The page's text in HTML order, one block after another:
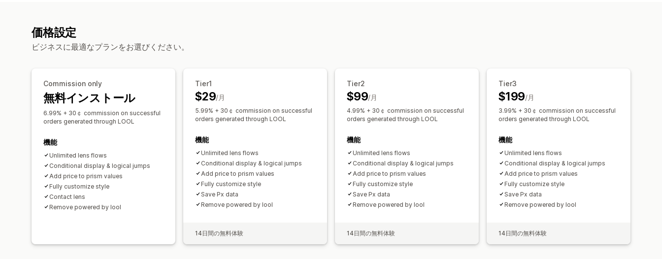
在庫切れの非表示
価格設定
ビジネスに最適なプランをお選びください。
Commission only
無料インストール
6.99% + 30￠ commission on successful
orders generated through LOOL
機能
Unlimited lens flows
Conditional display & logical jumps
Add price to prism values
Fully customize style
Contact lens
Remove powered by lool
Tier1
$29/月
5.99% + 30￠ commission on successful
orders generated through LOOL
機能
Unlimited lens flows
Conditional display & logical jumps
Add price to prism values
Fully customize style
Save Px data
Remove powered by lool
14日間の無料体験
Tier2
$99/月
4.99% + 30￠ commission on successful
orders generated through LOOL
機能
Unlimited lens flows
Conditional display & logical jumps
Add price to prism values
Fully customize style
Save Px data
Remove powered by lool
14日間の無料体験
Tier3
$199/月
3.99% + 30￠ commission on successful
orders generated through LOOL
機能
Unlimited lens flows
Conditional display & logical jumps
Add price to prism values
Fully customize style
Save Px data
Remove powered by lool
14日間の無料体験